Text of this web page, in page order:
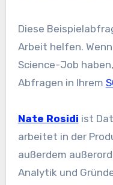
Diese
Arbeit helfen.
Science-Job
Abfragen in Ihrem
Nate Rosidi ist
arbeitet in der
außerdem
Analytik und